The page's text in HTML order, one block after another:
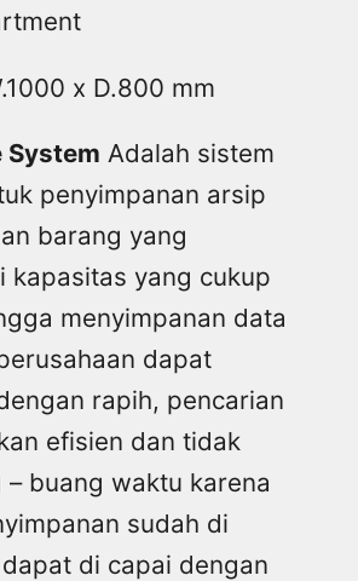
x D.800 mm
System Adalah sistem
penyimpanan arsip
barang yang
kapasitas yang cukup
menyimpanan data
dapat
rapih, pencarian
efisien dan tidak
– buang waktu karena
sudah di
di capai dengan